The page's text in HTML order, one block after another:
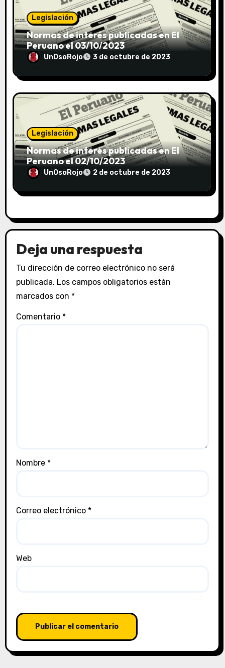
Legislación
Normas de interés publicadas en El
Peruano el 03/10/2023
UnOsoRojo 3 de octubre de 2023
Legislación
Normas de interés publicadas en El
Peruano el 02/10/2023
UnOsoRojo 2 de octubre de 2023
Deja una respuesta
Tu dirección de correo electrónico no será
publicada. Los campos obligatorios están
marcados con *
Comentario *
Nombre *
Correo electrónico *
Web